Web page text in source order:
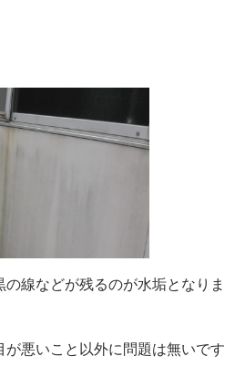
線などが残るのが水垢となりま
が悪いこと以外に問題は無いです